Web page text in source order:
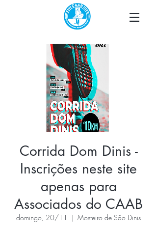
Corrida Dom Dinis -
Inscrições neste site
apenas para
Associados do CAAB
domingo, 20/11
  |
Mosteiro de São Dinis